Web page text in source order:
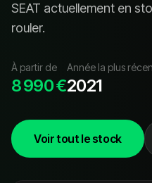
SEAT actuellement en
rouler.
À partir de
8 990 €
Année la plus
2021
Voir tout le stock